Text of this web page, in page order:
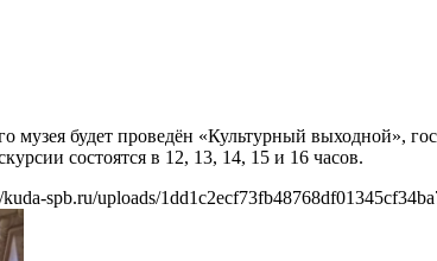
будет проведён «Культурный выходной»,
состоятся в 12, 13, 14, 15 и 16 часов.
kuda-spb.ru/uploads/